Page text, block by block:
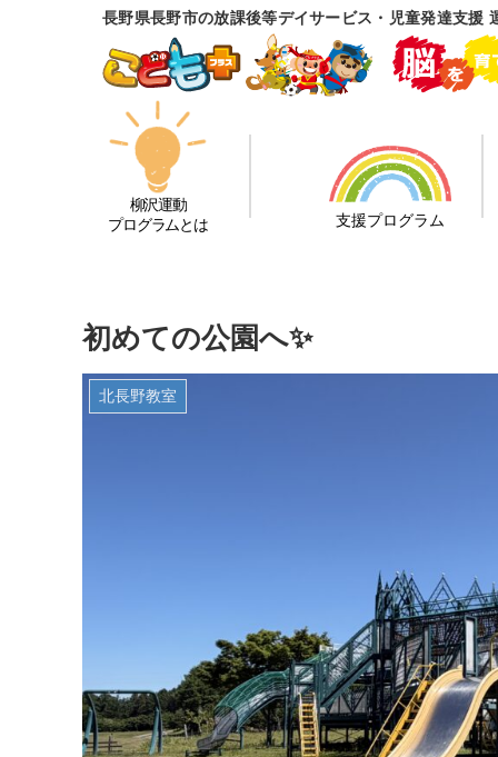
長野県長野市の放課後等デイサービス・児童発達支援
柳沢運動
プログラムとは
支援プログラム
初めての公園へ✨
北長野教室